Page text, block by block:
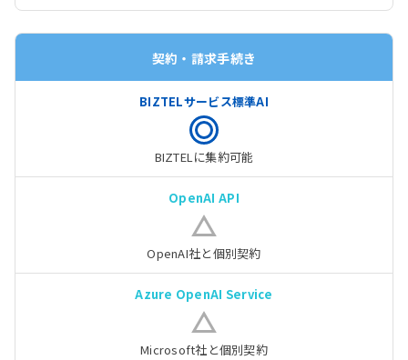
契約・請求手続き
BIZTELに集約可能
OpenAI社と個別契約
Microsoft社と個別契約